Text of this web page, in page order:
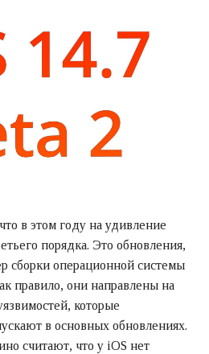
в этом году на удивление
порядка. Это обновления,
сборки операционной системы
правило, они направлены на
которые
в основных обновлениях.
считают, что у iOS нет